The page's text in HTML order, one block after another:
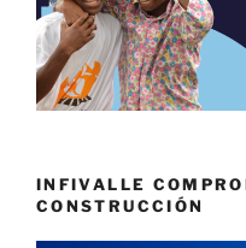
INFIVALLE
CONSTRUCCIÓN